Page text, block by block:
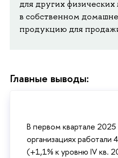
для других
в собственном
продукцию для
Главные выводы:
В первом квартале 2025
организациях работали
(+1,1% к уровню IV кв.